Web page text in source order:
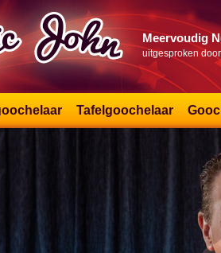
Meervoudig
uitgesproken
Tafelgoochelaar